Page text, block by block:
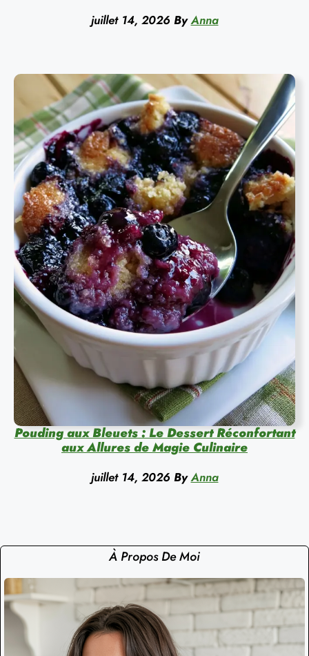
juillet 14, 2026 By Anna
Pouding aux Bleuets : Le Dessert Réconfortant
aux Allures de Magie Culinaire
juillet 14, 2026 By Anna
À Propos De Moi